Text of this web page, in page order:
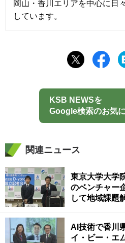
岡山・香川エリアを中心に日
しています。
KSB NEWSを
Google検索のお気
関連ニュース
東京大学大学
のベンチャー
して地域課題
AI技術で香川
イ・ビー・エ